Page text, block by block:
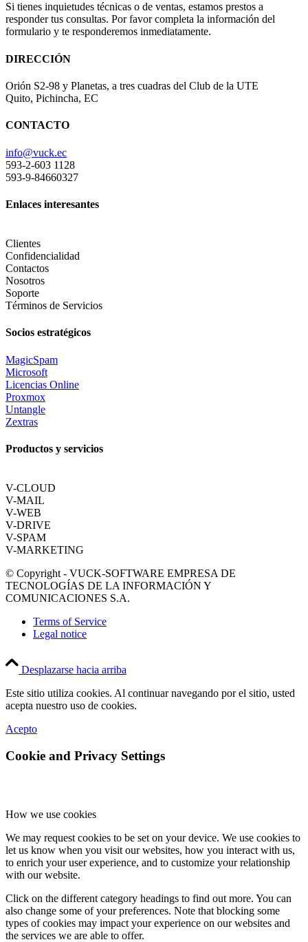
Si tienes inquietudes técnicas o de ventas, estamos prestos a
responder tus consultas. Por favor completa la información del
formulario y te responderemos inmediatamente.
DIRECCIÓN
Orión S2-98 y Planetas, a tres cuadras del Club de la UTE
Quito, Pichincha, EC
CONTACTO
info@vuck.ec
593-2-603 1128
593-9-84660327
Enlaces interesantes
Clientes
Confidencialidad
Contactos
Nosotros
Soporte
Términos de Servicios
Socios estratégicos
MagicSpam
Microsoft
Licencias Online
Proxmox
Untangle
Zextras
Productos y servicios
V-CLOUD
V-MAIL
V-WEB
V-DRIVE
V-SPAM
V-MARKETING
© Copyright - VUCK-SOFTWARE EMPRESA DE
TECNOLOGÍAS DE LA INFORMACIÓN Y
COMUNICACIONES S.A.
Terms of Service
Legal notice
Desplazarse hacia arriba
Este sitio utiliza cookies. Al continuar navegando por el sitio, usted
acepta nuestro uso de cookies.
Acepto
Cookie and Privacy Settings
How we use cookies
We may request cookies to be set on your device. We use cookies to
let us know when you visit our websites, how you interact with us,
to enrich your user experience, and to customize your relationship
with our website.
Click on the different category headings to find out more. You can
also change some of your preferences. Note that blocking some
types of cookies may impact your experience on our websites and
the services we are able to offer.